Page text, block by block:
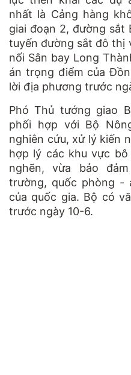
nhất là Cảng hàng
giai đoạn 2, đường sắt
tuyến đường sắt đô thị
nối Sân bay Long
án trọng điểm của
lời địa phương trước
Phó Thủ tướng giao
phối hợp với Bộ
nghiên cứu, xử lý kiến
hợp lý các khu vực
nghẽn, vừa bảo
trường, quốc phòng -
của quốc gia. Bộ có
trước ngày 10-6.